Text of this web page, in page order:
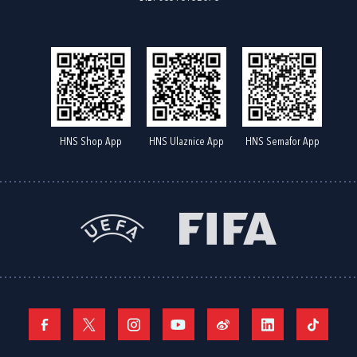
HNS Shop App HNS Ulaznice App HNS Semafor App